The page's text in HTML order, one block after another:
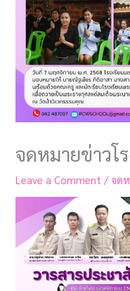
จดหมายข่าวโ
Leave a Comment / จด